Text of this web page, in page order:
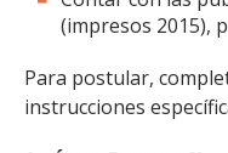
(impresos 2015),
Para postular,
instrucciones